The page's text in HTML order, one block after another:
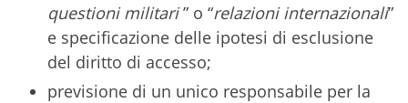
questioni militari” o “relazioni internazionali”
e specificazione delle ipotesi di esclusione
del diritto di accesso;
previsione di un unico responsabile per la